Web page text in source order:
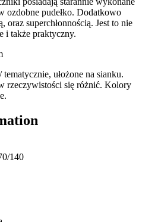
ozdobne pudełko. Dodatkowo
oraz superchłonnością. Jest to nie
i także praktyczny.
ułożone na sianku.
rzeczywistości się różnić. Kolory
140